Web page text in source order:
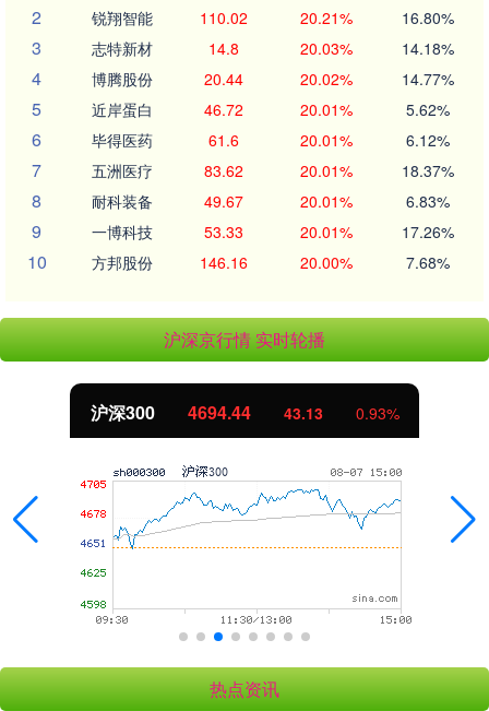
2 锐翔智能 110.02 20.21% 16.80%
3 志特新材 14.8 20.03% 14.18%
4 博腾股份 20.44 20.02% 14.77%
5 近岸蛋白 46.72 20.01% 5.62%
6 毕得医药 61.6 20.01% 6.12%
7 五洲医疗 83.62 20.01% 18.37%
8 耐科装备 49.67 20.01% 6.83%
9 一博科技 53.33 20.01% 17.26%
10 方邦股份 146.16 20.00% 7.68%
沪深京行情 实时轮播
43.13 0.93%
热点资讯